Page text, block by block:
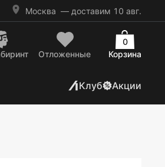
Москва — доставим 10 авг.
Отложенные Корзина
0
Клуб Акции